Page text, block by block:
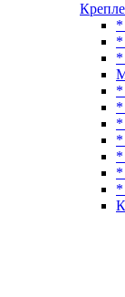
*
*
*
*
*
*
*
*
*
*